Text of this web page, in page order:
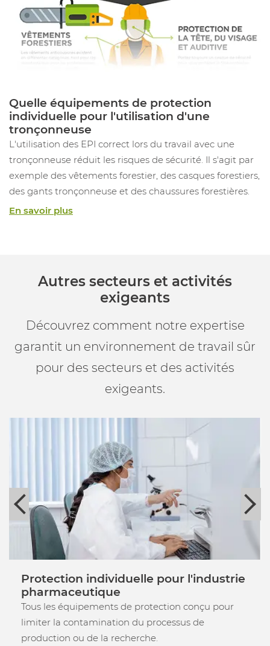
Quelle équipements de protection
individuelle pour l'utilisation d'une
tronçonneuse
L'utilisation des EPI correct lors du travail avec une
tronçonneuse réduit les risques de sécurité. Il s'agit par
exemple des vêtements forestier, des casques forestiers,
des gants tronçonneuse et des chaussures forestières.
En savoir plus
Autres secteurs et activités
exigeants
Découvrez comment notre expertise
garantit un environnement de travail sûr
pour des secteurs et des activités
exigeants.
Protection individuelle pour l'industrie
pharmaceutique
Tous les équipements de protection conçu pour
limiter la contamination du processus de
production ou de la recherche.